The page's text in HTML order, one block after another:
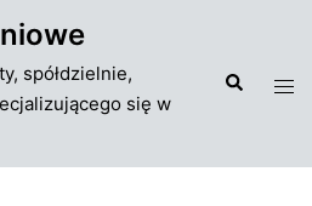
spółdzielnie,
się w
Szukaj